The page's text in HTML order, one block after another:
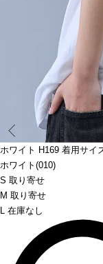
ホワイト H169 着用サイ
ホワイト(010)
S 取り寄せ
M 取り寄せ
L 在庫なし
Prev